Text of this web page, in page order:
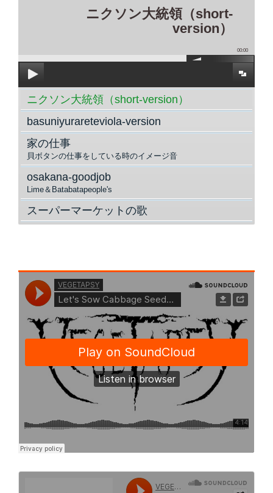
ニクソン大統領（short-
version）
00:00
ニクソン大統領（short-version）
basuniyurareteviola-version
家の仕事
貝ボタンの仕事をしている時のイメージ音
osakana-goodjob
Lime＆Batabatapeople's
スーパーマーケットの歌